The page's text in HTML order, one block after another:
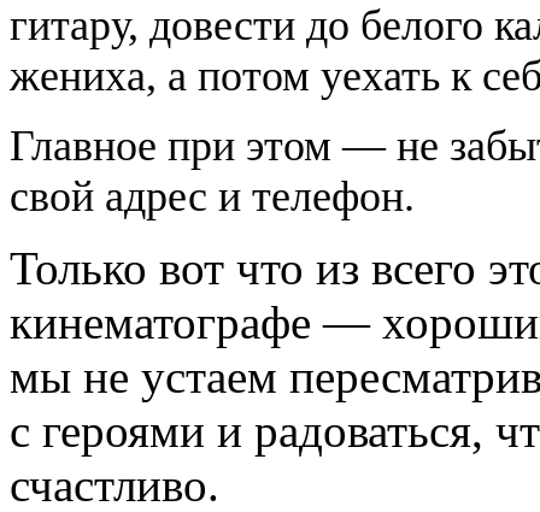
гитару, довести до белого
жениха, а потом уехать к
Главное при этом — не
свой адрес и телефон.
Только вот что из всего
кинематографе —
мы не устаем
с героями и радоваться,
счастливо.